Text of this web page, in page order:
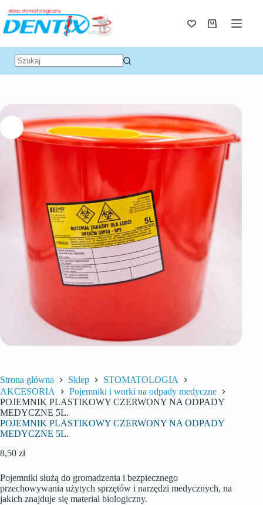
Strona główna Sklep
STOMATOLOGIA
AKCESORIA
Pojemniki i worki na odpady medyczne
POJEMNIK PLASTIKOWY CZERWONY NA ODPADY
MEDYCZNE 5L.
POJEMNIK PLASTIKOWY CZERWONY NA ODPADY
MEDYCZNE 5L.
8,50 zł
Pojemniki służą do gromadzenia i bezpiecznego
przechowywania użytych sprzętów i narzędzi medycznych, na
jakich znajduje się materiał biologiczny.